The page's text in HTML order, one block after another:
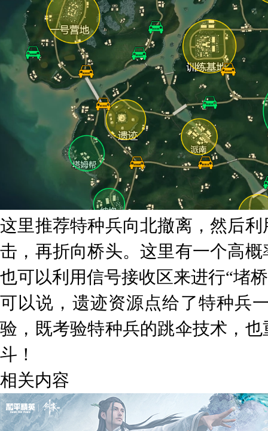
这里推荐特种兵向北撤离，然后
击，再折向桥头。这里有一个高
也可以利用信号接收区来进行“堵
可以说，遗迹资源点给了特种兵
验，既考验特种兵的跳伞技术，
斗！
相关内容